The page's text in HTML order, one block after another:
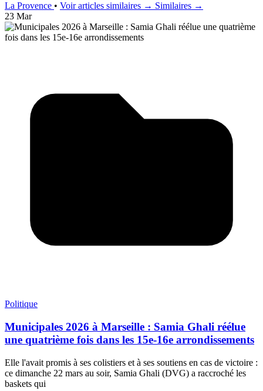
La Provence • Voir articles similaires → Similaires →
23 Mar
Politique
Municipales 2026 à Marseille : Samia Ghali réélue
une quatrième fois dans les 15e-16e arrondissements
Elle l'avait promis à ses colistiers et à ses soutiens en cas de victoire :
ce dimanche 22 mars au soir, Samia Ghali (DVG) a raccroché les
baskets qui